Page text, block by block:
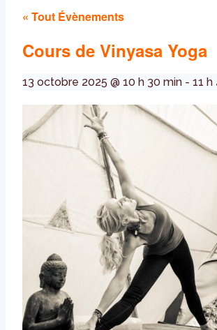
« Tout Évènements
Cours de Vinyasa Yoga
13 octobre 2025 @ 10 h 30 min - 11 h